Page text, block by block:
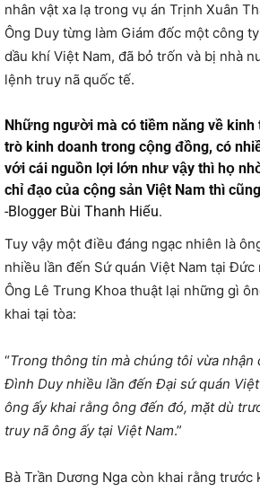
nhân vật xa lạ trong vụ án Trịnh Xuân
Ông Duy từng làm Giám đốc một công
dầu khí Việt Nam, đã bỏ trốn và bị nhà
lệnh truy nã quốc tế.
Những người mà có tiềm năng về kinh
trò kinh doanh trong cộng đồng, có
với cái nguồn lợi lớn như vậy thì họ
chỉ đạo của cộng sản Việt Nam thì
-Blogger Bùi Thanh Hiếu.
Tuy vậy một điều đáng ngạc nhiên là
nhiều lần đến Sứ quán Việt Nam tại Đức
Ông Lê Trung Khoa thuật lại những gì
khai tại tòa:
“Trong thông tin mà chúng tôi vừa nhận
Đình Duy nhiều lần đến Đại sứ quán
ông ấy khai rằng ông đến đó, mặt dù
truy nã ông ấy tại Việt Nam.”
Bà Trần Dương Nga còn khai rằng trước